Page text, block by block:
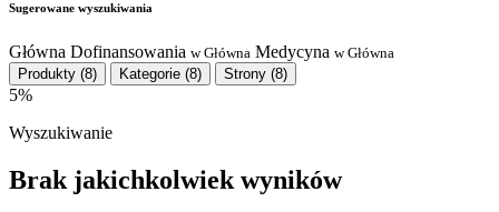
Sugerowane wyszukiwania
Główna Dofinansowania w Główna Medycyna w Główna
Produkty (8) Kategorie (8) Strony (8)
5%
Wyszukiwanie
Brak jakichkolwiek wyników